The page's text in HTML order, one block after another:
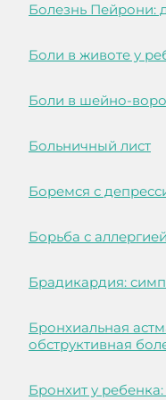
Болезнь Пейрони:
Боли в животе у
Боли в шейно-
Больничный лист
Боремся с
Борьба с аллергией
Брадикардия:
Бронхиальная
обструктивная
Бронхит у